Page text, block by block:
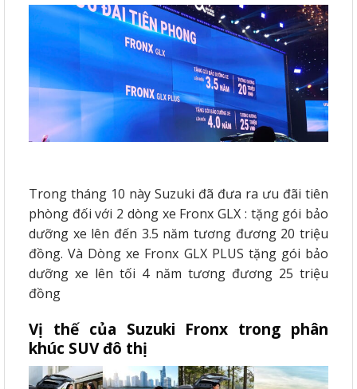
Trong tháng 10 này Suzuki đã đưa ra ưu đãi tiên
phòng đối với 2 dòng xe Fronx GLX : tặng gói bảo
dưỡng xe lên đến 3.5 năm tương đương 20 triệu
đồng. Và Dòng xe Fronx GLX PLUS tặng gói bảo
dưỡng xe lên tối 4 năm tương đương 25 triệu
đồng
Vị thế của Suzuki Fronx trong phân
khúc SUV đô thị